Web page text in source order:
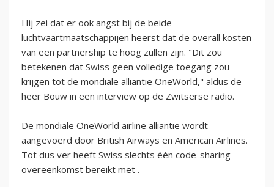
Hij zei dat er ook angst bij de beide
luchtvaartmaatschappijen heerst dat de overall kosten
van een partnership te hoog zullen zijn. "Dit zou
betekenen dat Swiss geen volledige toegang zou
krijgen tot de mondiale alliantie OneWorld," aldus de
heer Bouw in een interview op de Zwitserse radio.
De mondiale OneWorld airline alliantie wordt
aangevoerd door British Airways en American Airlines.
Tot dus ver heeft Swiss slechts één code-sharing
overeenkomst bereikt met .